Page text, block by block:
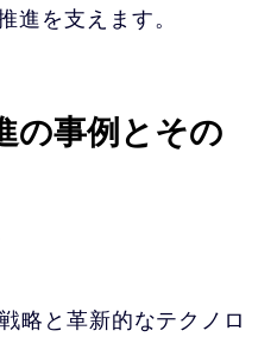
進を支えます。
の事例とその
略と革新的なテクノロ